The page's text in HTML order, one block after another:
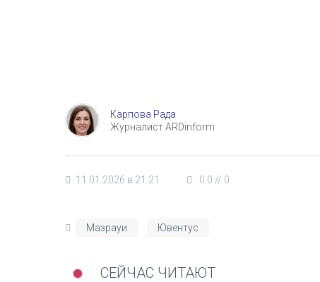
Карпова Рада
Журналист ARDinform
11.01.2026 в 21:21 0.0 // 0
Мазрауи Ювентус
СЕЙЧАС ЧИТАЮТ